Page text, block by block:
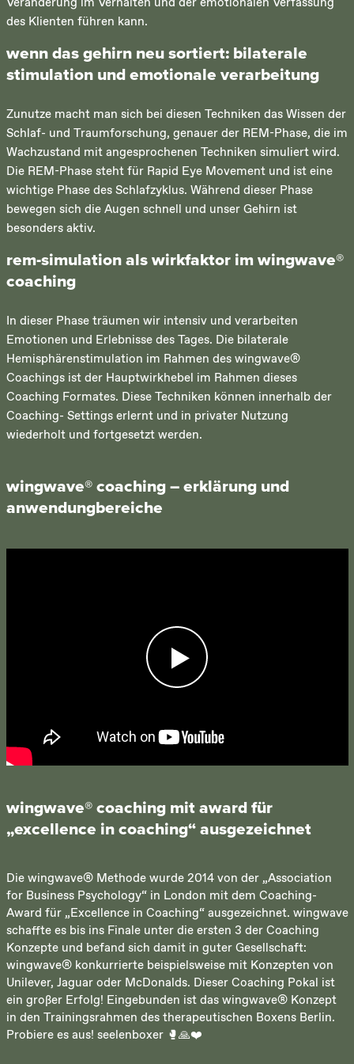
Veränderung im Verhalten und der emotionalen Verfassung
des Klienten führen kann.
wenn das gehirn neu sortiert: bilaterale
stimulation und emotionale verarbeitung
Zunutze macht man sich bei diesen Techniken das Wissen der
Schlaf- und Traumforschung, genauer der REM-Phase, die im
Wachzustand mit angesprochenen Techniken simuliert wird.
Die REM-Phase steht für Rapid Eye Movement und ist eine
wichtige Phase des Schlafzyklus. Während dieser Phase
bewegen sich die Augen schnell und unser Gehirn ist
besonders aktiv.
rem-simulation als wirkfaktor im wingwave®
coaching
In dieser Phase träumen wir intensiv und verarbeiten
Emotionen und Erlebnisse des Tages. Die bilaterale
Hemisphärenstimulation im Rahmen des wingwave®
Coachings ist der Hauptwirkhebel im Rahmen dieses
Coaching Formates. Diese Techniken können innerhalb der
Coaching- Settings erlernt und in privater Nutzung
wiederholt und fortgesetzt werden.
wingwave® coaching – erklärung und
anwendungbereiche
wingwave® coaching mit award für
„excellence in coaching“ ausgezeichnet
Die wingwave® Methode wurde 2014 von der „Association
for Business Psychology“ in London mit dem Coaching-
Award für „Excellence in Coaching“ ausgezeichnet. wingwave
schaffte es bis ins Finale unter die ersten 3 der Coaching
Konzepte und befand sich damit in guter Gesellschaft:
wingwave® konkurrierte beispielsweise mit Konzepten von
Unilever, Jaguar oder McDonalds. Dieser Coaching Pokal ist
ein großer Erfolg! Eingebunden ist das wingwave® Konzept
in den Trainingsrahmen des therapeutischen Boxens Berlin.
Probiere es aus! seelenboxer 🥊🙏❤️